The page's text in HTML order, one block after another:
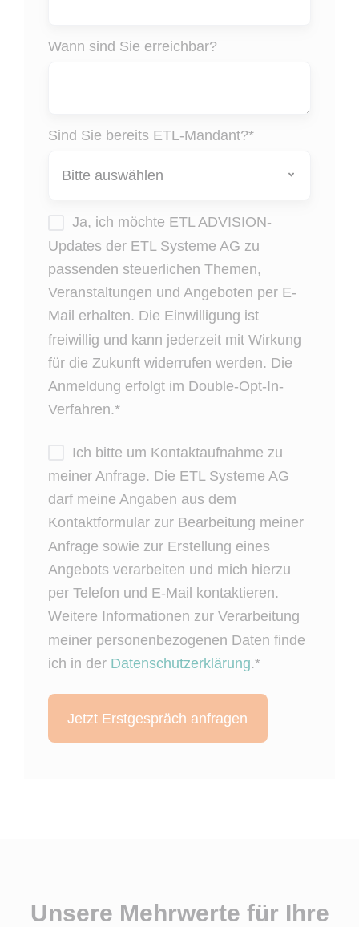
Wann sind Sie erreichbar?
Sind Sie bereits ETL-Mandant?*
Ja, ich möchte ETL ADVISION-
Updates der ETL Systeme AG zu
passenden steuerlichen Themen,
Veranstaltungen und Angeboten per E-
Mail erhalten. Die Einwilligung ist
freiwillig und kann jederzeit mit Wirkung
für die Zukunft widerrufen werden. Die
Anmeldung erfolgt im Double-Opt-In-
Verfahren.*
Ich bitte um Kontaktaufnahme zu
meiner Anfrage. Die ETL Systeme AG
darf meine Angaben aus dem
Kontaktformular zur Bearbeitung meiner
Anfrage sowie zur Erstellung eines
Angebots verarbeiten und mich hierzu
per Telefon und E-Mail kontaktieren.
Weitere Informationen zur Verarbeitung
meiner personenbezogenen Daten finde
ich in der Datenschutzerklärung.*
Unsere Mehrwerte für Ihre